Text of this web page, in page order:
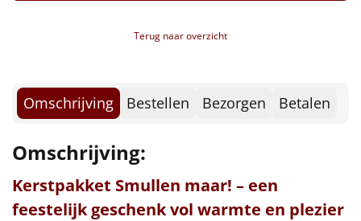
Borrelplank
Slowcooker POPULAIR
Noodradio
Deken (fleece plaid)
Alle artikelen
Sweet box inhoud:
Boterwafels, 10 gr, 3 st
Haribo goudbeertjes, 10 gr
Nougat, 12 gr
Toblerone, mini
Verpakt in een feestelijke kerstdoos, 39 x 29 x 17,5
cm
Terug naar overzicht
Omschrijving Bestellen Bezorgen Betalen
Omschrijving:
Kerstpakket Smullen maar! – een
feestelijk geschenk vol warmte en plezier